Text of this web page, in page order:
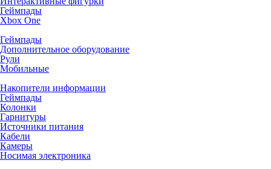
Геймпады
Xbox One
Геймпады
Дополнительное оборудование
Рули
Мобильные
Накопители информации
Геймпады
Колонки
Гарнитуры
Источники питания
Кабели
Камеры
Носимая электроника